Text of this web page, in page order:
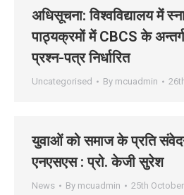
अधिसूचना: विश्‍वविद्यालय में
पाठ्यक्रमों में CBCS के
प्रश्‍न-पत्र निर्धारित
Uncategorised By mcuadmin
युवाओं को समाज के प्रति
एनएसएस : प्रो. केजी सुरेश
News By mcuadmin 25th